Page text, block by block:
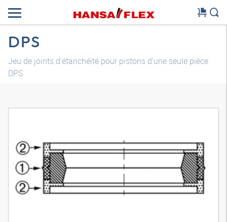
DPS
Jeu de joints d'étanchéité pour pistons d'une seule pièce
DPS